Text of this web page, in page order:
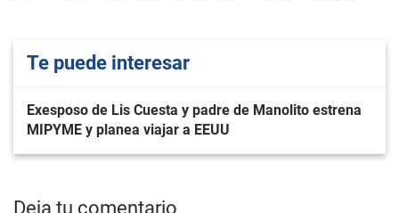
Te puede interesar
Exesposo de Lis Cuesta y padre de Manolito estrena
MIPYME y planea viajar a EEUU
Deja tu comentario